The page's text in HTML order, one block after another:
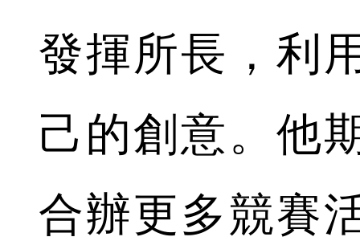
發揮所長，利
己的創意。他
合辦更多競賽